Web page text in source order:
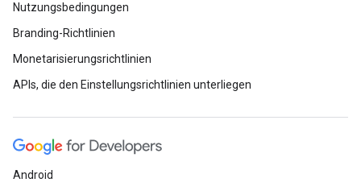
Nutzungsbedingungen
Branding-Richtlinien
Monetarisierungsrichtlinien
APIs, die den Einstellungsrichtlinien unterliegen
Android